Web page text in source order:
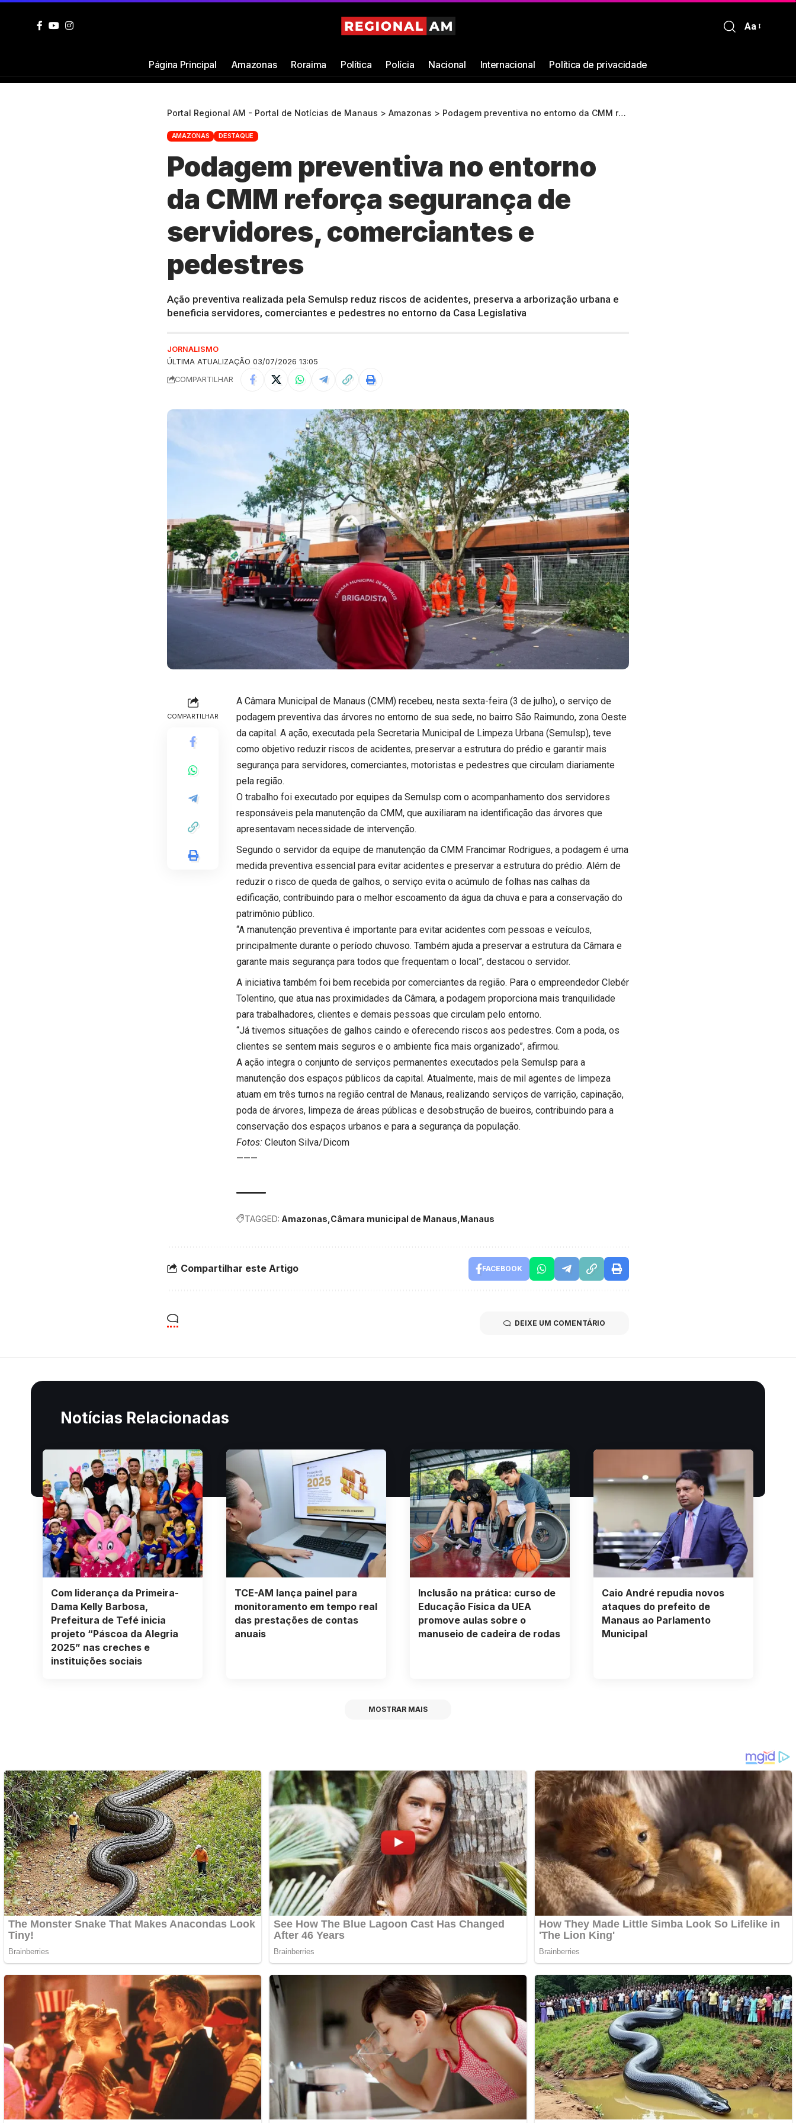
Aa
Página Principal Amazonas Roraima Política Polícia Nacional Internacional Política de privacidade
Portal Regional AM - Portal de Notícias de Manaus > Amazonas > Podagem preventiva no entorno da CMM reforça segurança de servidores, comerciantes e pedestres
AMAZONAS DESTAQUE
Podagem preventiva no entorno
da CMM reforça segurança de
servidores, comerciantes e
pedestres
Ação preventiva realizada pela Semulsp reduz riscos de acidentes, preserva a arborização urbana e
beneficia servidores, comerciantes e pedestres no entorno da Casa Legislativa
ÚLTIMA ATUALIZAÇÃO 03/07/2026 13:05
JORNALISMO
COMPARTILHAR
COMPARTILHAR
A Câmara Municipal de Manaus (CMM) recebeu, nesta sexta-feira (3 de julho), o serviço de
podagem preventiva das árvores no entorno de sua sede, no bairro São Raimundo, zona Oeste
da capital. A ação, executada pela Secretaria Municipal de Limpeza Urbana (Semulsp), teve
como objetivo reduzir riscos de acidentes, preservar a estrutura do prédio e garantir mais
segurança para servidores, comerciantes, motoristas e pedestres que circulam diariamente
pela região.
O trabalho foi executado por equipes da Semulsp com o acompanhamento dos servidores
responsáveis pela manutenção da CMM, que auxiliaram na identificação das árvores que
apresentavam necessidade de intervenção.
Segundo o servidor da equipe de manutenção da CMM Francimar Rodrigues, a podagem é uma
medida preventiva essencial para evitar acidentes e preservar a estrutura do prédio. Além de
reduzir o risco de queda de galhos, o serviço evita o acúmulo de folhas nas calhas da
edificação, contribuindo para o melhor escoamento da água da chuva e para a conservação do
patrimônio público.
“A manutenção preventiva é importante para evitar acidentes com pessoas e veículos,
principalmente durante o período chuvoso. Também ajuda a preservar a estrutura da Câmara e
garante mais segurança para todos que frequentam o local”, destacou o servidor.
A iniciativa também foi bem recebida por comerciantes da região. Para o empreendedor Clebér
Tolentino, que atua nas proximidades da Câmara, a podagem proporciona mais tranquilidade
para trabalhadores, clientes e demais pessoas que circulam pelo entorno.
“Já tivemos situações de galhos caindo e oferecendo riscos aos pedestres. Com a poda, os
clientes se sentem mais seguros e o ambiente fica mais organizado”, afirmou.
A ação integra o conjunto de serviços permanentes executados pela Semulsp para a
manutenção dos espaços públicos da capital. Atualmente, mais de mil agentes de limpeza
atuam em três turnos na região central de Manaus, realizando serviços de varrição, capinação,
poda de árvores, limpeza de áreas públicas e desobstrução de bueiros, contribuindo para a
conservação dos espaços urbanos e para a segurança da população.
Fotos: Cleuton Silva/Dicom
———
TAGGED: Amazonas Câmara municipal de Manaus Manaus
Compartilhar este Artigo FACEBOOK
DEIXE UM COMENTÁRIO
Notícias Relacionadas
Com liderança da Primeira-
Dama Kelly Barbosa,
Prefeitura de Tefé inicia
projeto “Páscoa da Alegria
2025” nas creches e
instituições sociais
TCE-AM lança painel para
monitoramento em tempo real
das prestações de contas
anuais
Inclusão na prática: curso de
Educação Física da UEA
promove aulas sobre o
manuseio de cadeira de rodas
Caio André repudia novos
ataques do prefeito de
Manaus ao Parlamento
Municipal
MOSTRAR MAIS